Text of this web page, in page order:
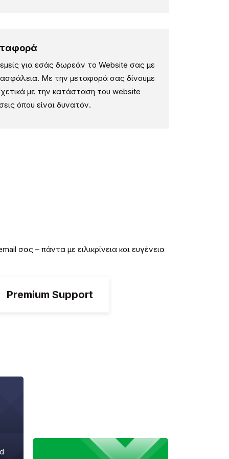
για εσάς δωρεάν το Website σας με
ασφάλεια. Με την μεταφορά σας δίνουμε
με την κατάσταση του website
όπου είναι δυνατόν.
σας – πάντα με ειλικρίνεια και ευγένεια
Premium Support